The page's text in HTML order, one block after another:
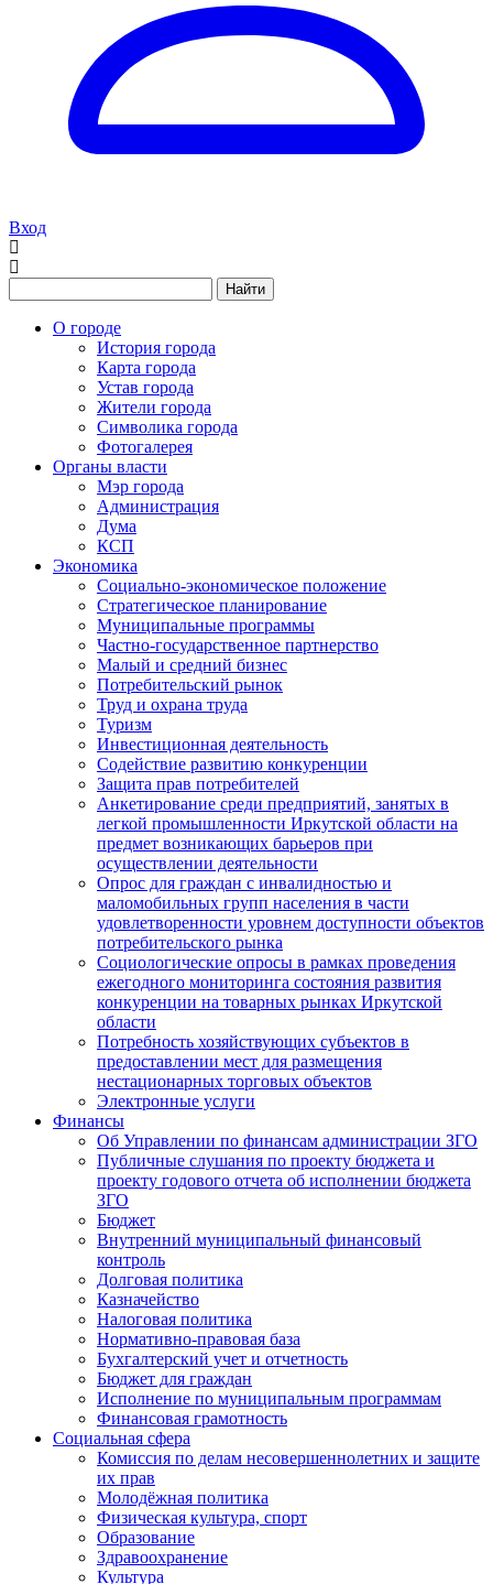
Вход
Найти
О городе
История города
Карта города
Устав города
Жители города
Символика города
Фотогалерея
Органы власти
Мэр города
Администрация
Дума
КСП
Экономика
Социально-экономическое положение
Стратегическое планирование
Муниципальные программы
Частно-государственное партнерство
Малый и средний бизнес
Потребительский рынок
Труд и охрана труда
Туризм
Инвестиционная деятельность
Содействие развитию конкуренции
Защита прав потребителей
Анкетирование среди предприятий, занятых в
легкой промышленности Иркутской области на
предмет возникающих барьеров при
осуществлении деятельности
Опрос для граждан с инвалидностью и
маломобильных групп населения в части
удовлетворенности уровнем доступности объектов
потребительского рынка
Социологические опросы в рамках проведения
ежегодного мониторинга состояния развития
конкуренции на товарных рынках Иркутской
области
Потребность хозяйствующих субъектов в
предоставлении мест для размещения
нестационарных торговых объектов
Электронные услуги
Финансы
Об Управлении по финансам администрации ЗГО
Публичные слушания по проекту бюджета и
проекту годового отчета об исполнении бюджета
ЗГО
Бюджет
Внутренний муниципальный финансовый
контроль
Долговая политика
Казначейство
Налоговая политика
Нормативно-правовая база
Бухгалтерский учет и отчетность
Бюджет для граждан
Исполнение по муниципальным программам
Финансовая грамотность
Социальная сфера
Комиссия по делам несовершеннолетних и защите
их прав
Молодёжная политика
Физическая культура, спорт
Образование
Здравоохранение
Культура